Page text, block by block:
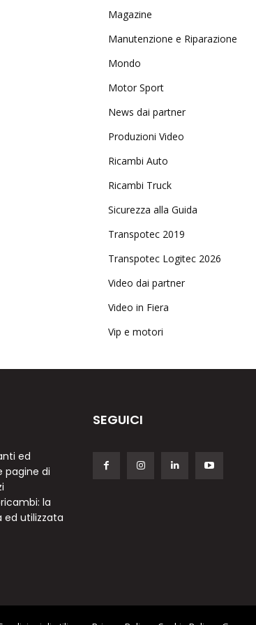
Magazine
Manutenzione e Riparazione
Mondo
Motor Sport
News dai partner
Produzioni Video
Ricambi Auto
Ricambi Truck
Sicurezza alla Guida
Transpotec 2019
Transpotec Logitec 2026
Video dai partner
Video in Fiera
Vip e motori
ed
pagine di
la
utilizzata
SEGUICI